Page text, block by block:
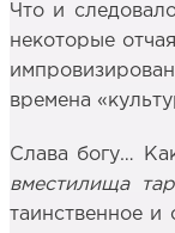
Что и
некоторые
времена
Слава богу…
вместилища
таинственное